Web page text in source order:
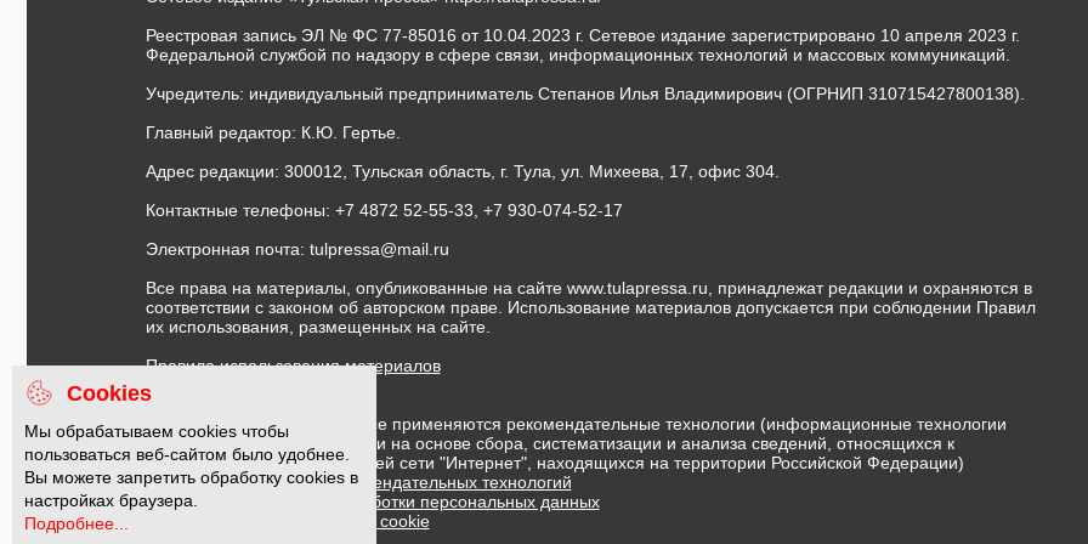
Реестровая запись ЭЛ № ФС 77-85016 от 10.04.2023 г. Сетевое издание зарегистрировано 10 апреля 2023 г.
Федеральной службой по надзору в сфере связи, информационных технологий и массовых коммуникаций.
Учредитель: индивидуальный предприниматель Степанов Илья Владимирович (ОГРНИП 310715427800138).
Главный редактор: К.Ю. Гертье.
Адрес редакции: 300012, Тульская область, г. Тула, ул. Михеева, 17, офис 304.
Контактные телефоны: +7 4872 52-55-33, +7 930-074-52-17
Электронная почта: tulpressa@mail.ru
Все права на материалы, опубликованные на сайте www.tulapressa.ru, принадлежат редакции и охраняются в
соответствии с законом об авторском праве. Использование материалов допускается при соблюдении Правил
их использования, размещенных на сайте.
Правила использования материалов
Договор публичной оферты
На информационном ресурсе применяются рекомендательные технологии (информационные технологии
предоставления информации на основе сбора, систематизации и анализа сведений, относящихся к
предпочтениям пользователей сети "Интернет", находящихся на территории Российской Федерации)
Правила применения рекомендательных технологий
Политика в отношении обработки персональных данных
Политика обработки файлов cookie
Cookies
Мы обрабатываем cookies чтобы
пользоваться веб-сайтом было удобнее.
Вы можете запретить обработку cookies в
настройках браузера.
Подробнее...